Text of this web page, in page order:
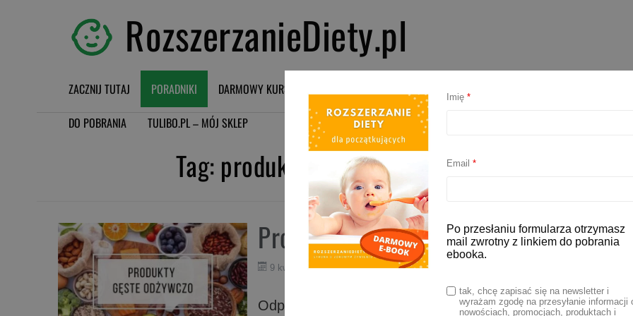
RozszerzanieDiety.pl
ZACZNIJ TUTAJ PORADNIKI DARMOWY KURS BLW
DO POBRANIA
TULIBO.PL – MÓJ SKLEP
Tag: produkty gęste energetycznie
Produkty gęste odżywczo – lista
9 kwietnia 2024
Odpowiednia kaloryczność i jakość diety jest niezbędna
Imię *
Email *
Po przesłaniu formularza otrzymasz
mail zwrotny z linkiem do pobrania
ebooka.
tak, chcę zapisać się na newsletter i
wyrażam zgodę na przesyłanie informacji
nowościach, promocjach, produktach i